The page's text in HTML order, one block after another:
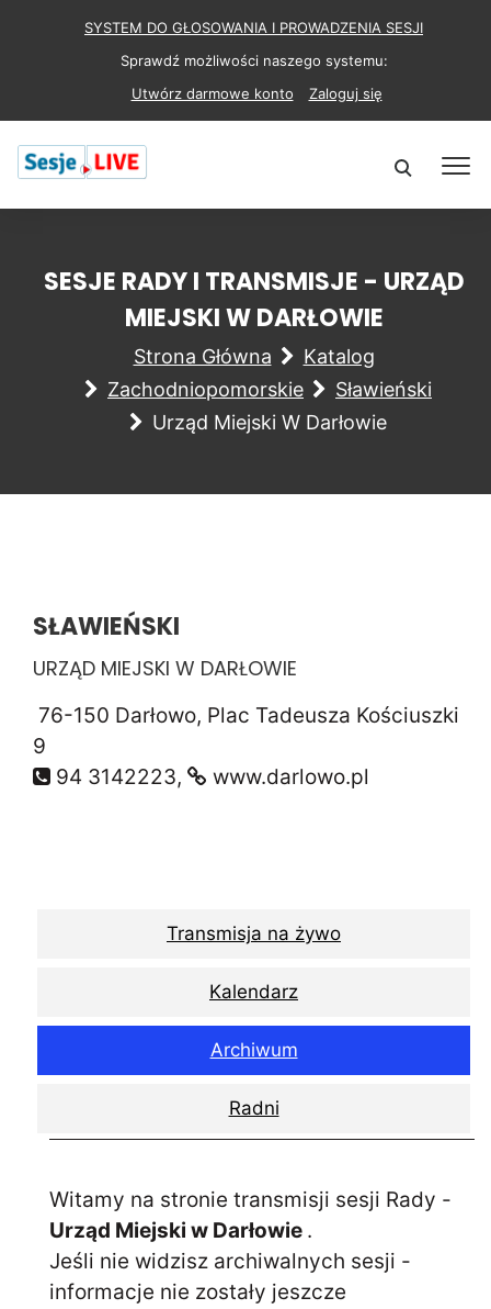
SYSTEM DO GŁOSOWANIA I PROWADZENIA SESJI
Sprawdź możliwości naszego systemu:
Utwórz darmowe konto
Zaloguj się
SESJE RADY I TRANSMISJE - URZĄD
MIEJSKI W DARŁOWIE
Strona Główna
Katalog
Zachodniopomorskie
Sławieński
Urząd Miejski W Darłowie
SŁAWIEŃSKI
URZĄD MIEJSKI W DARŁOWIE
76-150 Darłowo, Plac Tadeusza Kościuszki
9
94 3142223,
www.darlowo.pl
Transmisja na żywo
Kalendarz
Archiwum
Radni
Witamy na stronie transmisji sesji Rady -
Urząd Miejski w Darłowie .
Jeśli nie widzisz archiwalnych sesji -
informacje nie zostały jeszcze